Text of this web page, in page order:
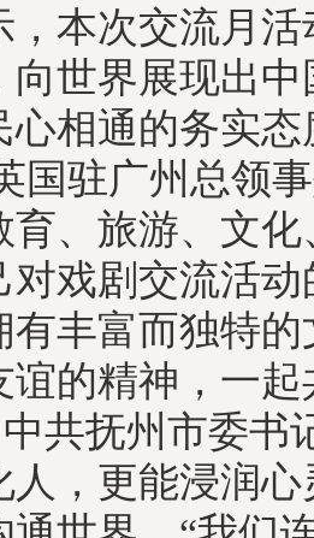
，本次交流月
向世界展现出
心相通的务实
驻广州总领事
育、旅游、文
对戏剧交流活动
有丰富而独特
谊的精神，一起
抚州市委书
人，更能浸润